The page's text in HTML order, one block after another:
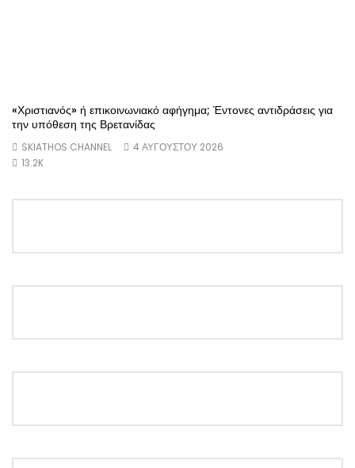
«Χριστιανός» ή επικοινωνιακό αφήγημα; Έντονες αντιδράσεις για
την υπόθεση της Βρετανίδας
SKIATHOS CHANNEL
4 ΑΥΓΟΎΣΤΟΥ 2026
13.2K